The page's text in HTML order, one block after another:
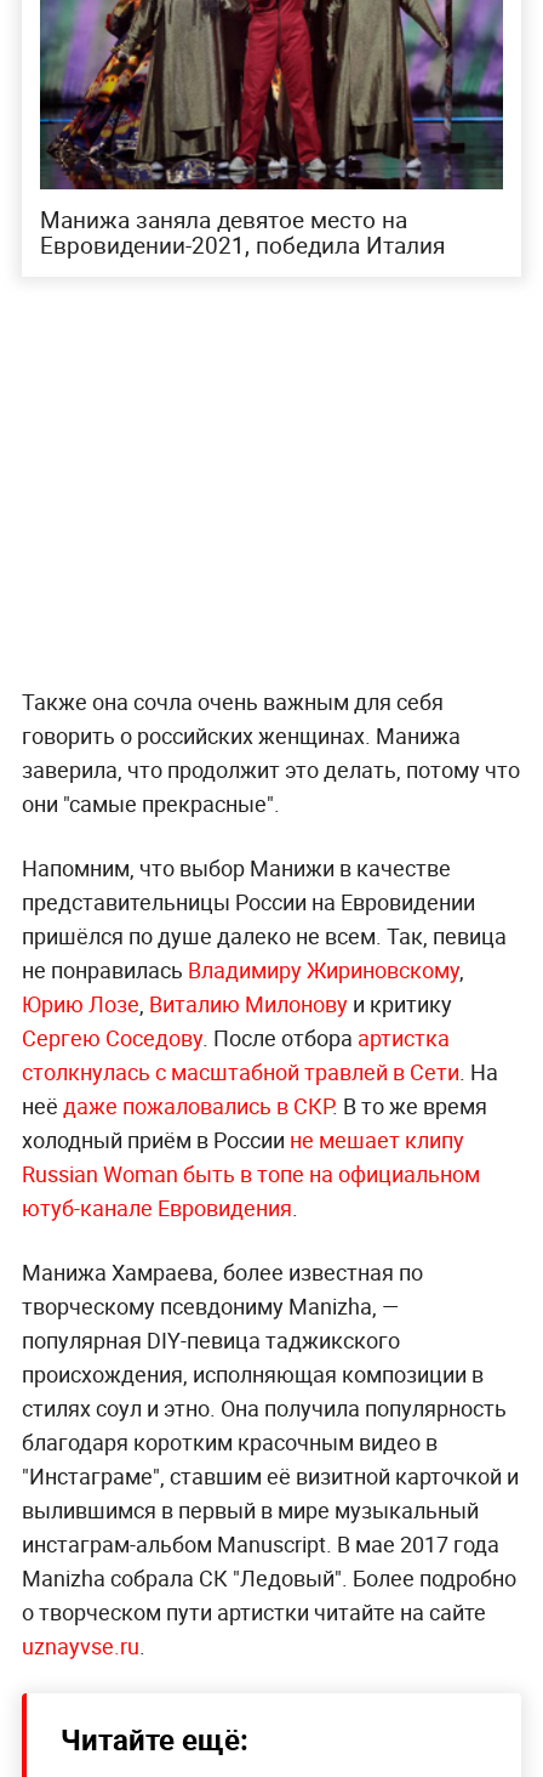
Манижа заняла девятое место на
Евровидении-2021, победила Италия
Также она сочла очень важным для себя
говорить о российских женщинах. Манижа
заверила, что продолжит это делать, потому что
они "самые прекрасные".
Напомним, что выбор Манижи в качестве
представительницы России на Евровидении
пришёлся по душе далеко не всем. Так, певица
не понравилась Владимиру Жириновскому,
Юрию Лозе Виталию Милоновуи критику
Сергею Соседову. После отбора артистка
столкнулась с масштабной травлей в Сети . На
неё даже пожаловались в СКР. В то же время
холодный приём в России не мешает клипу
Russian Woman быть в топе на официальном
ютуб-канале Евровидения
Манижа Хамраева, более известная по
творческому псевдониму Manizha, —
популярная DIY-певица таджикского
происхождения, исполняющая композиции в
стилях соул и этно. Она получила популярность
благодаря коротким красочным видео в
"Инстаграме", ставшим её визитной карточкой и
вылившимся в первый в мире музыкальный
инстаграм-альбом Manuscript. В мае 2017 года
Manizha собрала СК "Ледовый". Более подробно
о творческом пути артистки читайте на сайте
uznayvse.ru
Читайте ещё: